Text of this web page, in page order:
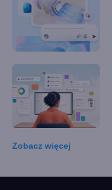
Zobacz więcej